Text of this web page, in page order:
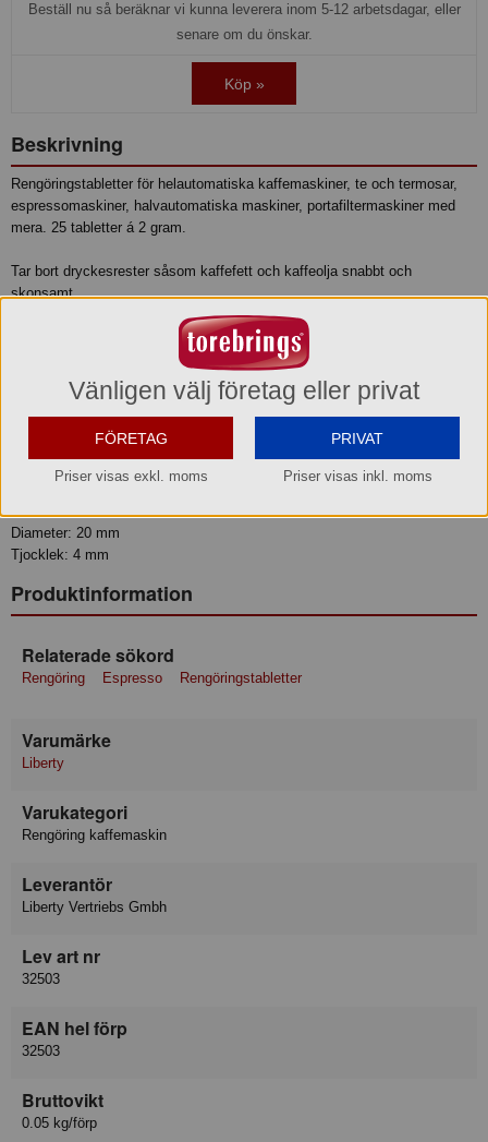
Beställ nu så beräknar vi kunna leverera inom 5-12 arbetsdagar, eller
senare om du önskar.
Köp »
Beskrivning
Rengöringstabletter för helautomatiska kaffemaskiner, te och termosar,
espressomaskiner, halvautomatiska maskiner, portafiltermaskiner med
mera. 25 tabletter á 2 gram.
Tar bort dryckesrester såsom kaffefett och kaffeolja snabbt och
skonsamt.
Förhindrar oönskade smakförsämringar.
• Svagt alkalisk
• Skummar inte
• Lämnar ingen smak efter sig
• Snabblöslig
Mått tablett:
Diameter: 20 mm
Tjocklek: 4 mm
Produktinformation
Relaterade sökord
Rengöring Espresso Rengöringstabletter
Varumärke
Liberty
Varukategori
Rengöring kaffemaskin
Leverantör
Liberty Vertriebs Gmbh
Lev art nr
32503
EAN hel förp
32503
Bruttovikt
0.05 kg/förp
Vänligen välj företag eller privat
FÖRETAG
Priser visas exkl. moms
PRIVAT
Priser visas inkl. moms